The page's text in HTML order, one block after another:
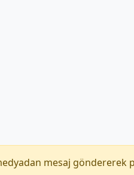
mesaj